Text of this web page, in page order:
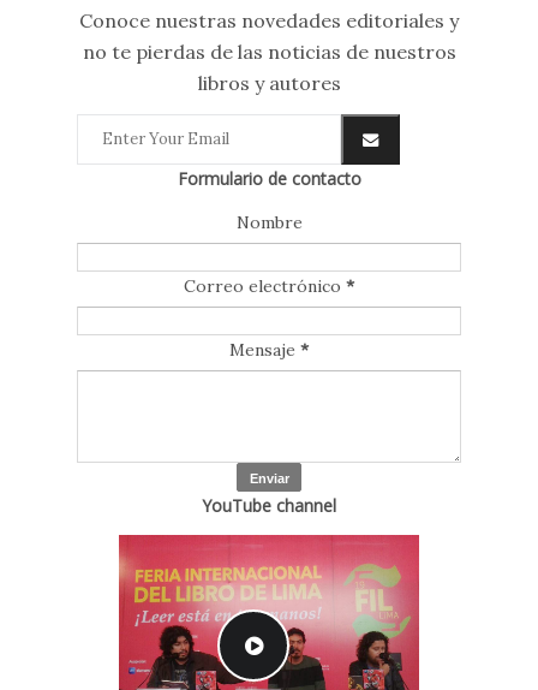
Conoce nuestras novedades editoriales y
no te pierdas de las noticias de nuestros
libros y autores
Formulario de contacto
Nombre
Correo electrónico *
Mensaje *
YouTube channel